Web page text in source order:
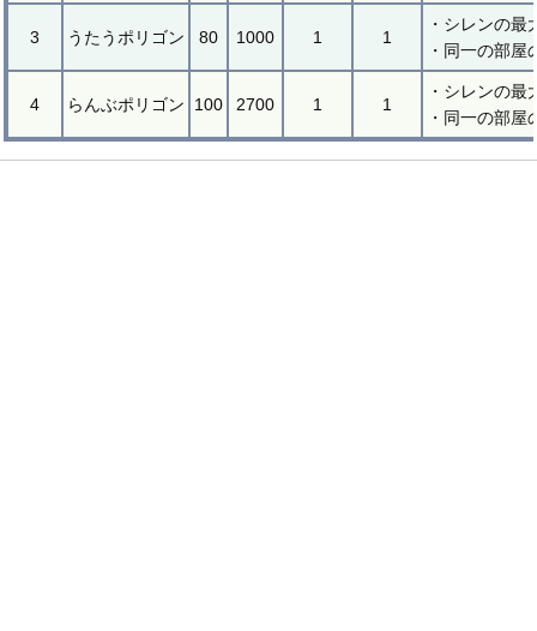
3 うたうポリゴン 80 1000 1 1
・シレンの
・同一の部
4 らんぶポリゴン 100 2700 1 1
・シレンの
・同一の部